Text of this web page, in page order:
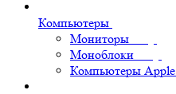
Компьютеры
Мониторы
Моноблоки
Компьютеры Apple